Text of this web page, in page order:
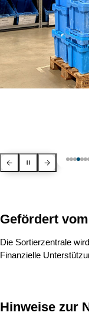
ZurückPausieren
Weiter
Gefördert
Die Sortierzentrale
Finanzielle
Hinweise zur